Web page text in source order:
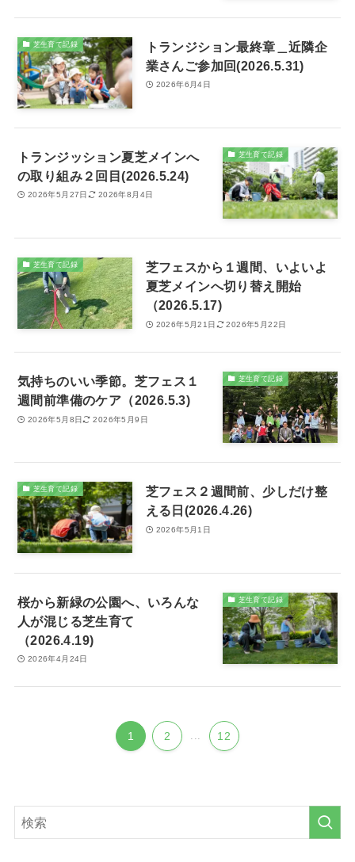
芝生育て記録
トランジション最終章＿近隣企
業さんご参加回(2026.5.31)
2026年6月4日
芝生育て記録
トランジッション夏芝メインへ
の取り組み２回目(2026.5.24)
2026年5月27日 2026年8月4日
芝生育て記録
芝フェスから１週間、いよいよ
夏芝メインへ切り替え開始
（2026.5.17)
2026年5月21日 2026年5月22日
芝生育て記録
気持ちのいい季節。芝フェス１
週間前準備のケア（2026.5.3)
2026年5月8日 2026年5月9日
芝生育て記録
芝フェス２週間前、少しだけ整
える日(2026.4.26)
2026年5月1日
芝生育て記録
桜から新緑の公園へ、いろんな
人が混じる芝生育て
（2026.4.19)
2026年4月24日
1 2 ... 12